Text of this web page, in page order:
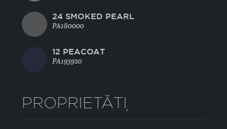
24 SMOKED PEARL
PA180000
12 PEACOAT
PA193920
PROPRIETĂȚI